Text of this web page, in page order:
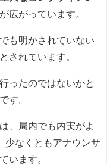
広がっています。
も明かされていない
されています。
ったのではないかと
す。
、局内でも内実がよ
少なくともアナウンサ
います。